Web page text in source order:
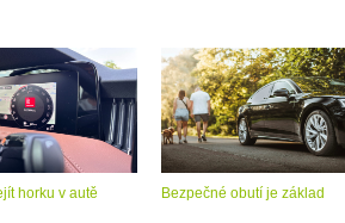
horku v autě Bezpečné obutí je základ